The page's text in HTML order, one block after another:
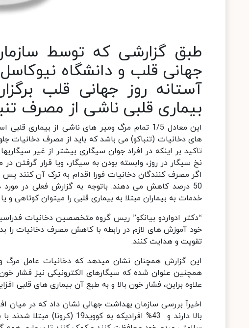
طبق گزارشی که توسط
بیماری قلبی ناشی از مصرف
این معادل 1/5 تمام مرگ ومیر های ناشی از
های دخانیات (تنباکو) می باشد که باید از مصرف دخانیات
تاکید بر اینکه در افراد جوان سیگاری بیشتر از غیر
نخ سیگار در روز، وابسته بودن به سیگار، ویا قرار گرفتن
اگر مصرف کنندگان دخانیات فورا اقدام به ترک آن کنند
50 درصد کاهش می دهند. باتوجه به گزارش فعلی در
خدمات به بیماران مبتلا به بیماری قلبی را میتوان کوتاهی و
“دکتر ادواردو بیانکو” ریس گروه متخصصین دخانیات
خود آموزش های لازم در رابطه با کاهش مصرف دخانیات را
تقویت و هدایت کنند.
همچنین عنوان شده که سیگارهای الکترونیکی نیز فشار
علاوه براین، فشار خون بالا و به طبع آن بیماری های قلبی افزایش خطر ابتلا به
بالا دارند و 43% افرادیکه به